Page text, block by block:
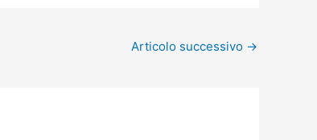
Articolo successivo →